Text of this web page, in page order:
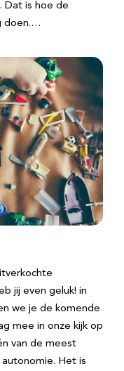
Dat is hoe de
doen.…
jij even geluk! in
we je de komende
mee in onze kijk op
van de meest
Het is